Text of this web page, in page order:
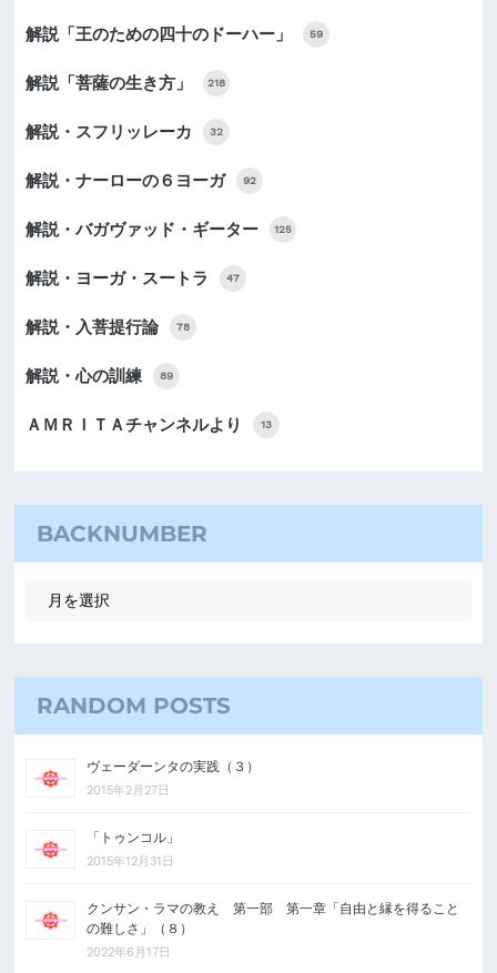
解説「王のための四十のドーハー」 59
解説「菩薩の生き方」 218
解説・スフリッレーカ 32
解説・ナーローの６ヨーガ 92
解説・バガヴァッド・ギーター 125
解説・ヨーガ・スートラ 47
解説・入菩提行論 78
解説・心の訓練 89
ＡＭＲＩＴＡチャンネルより 13
BACKNUMBER
RANDOM POSTS
ヴェーダーンタの実践（３）
2015年2月27日
「トゥンコル」
2015年12月31日
クンサン・ラマの教え 第一部 第一章「自由と縁を得ること
の難しさ」（８）
2022年6月17日